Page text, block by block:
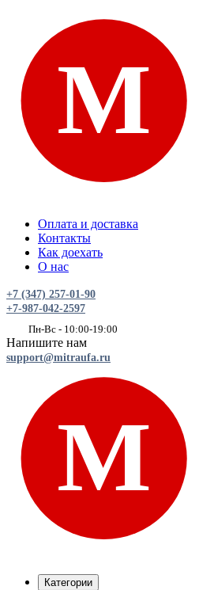
Оплата и доставка
Контакты
Как доехать
О нас
+7 (347) 257-01-90
+7-987-042-2597
Пн-Вс - 10:00-19:00
Напишите нам
support@mitraufa.ru
Категории